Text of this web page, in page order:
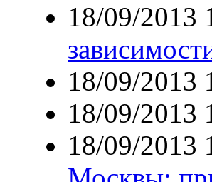
18/09/2013
18/09/2013
18/09/2013
18/09/2013